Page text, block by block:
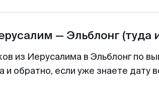
— Эльблонг (туда
из Иерусалима в Эльблонг по
обратно, если уже знаете дату